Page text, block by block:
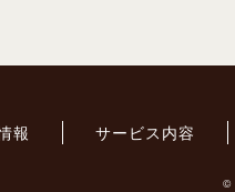
報 サービス内容
©